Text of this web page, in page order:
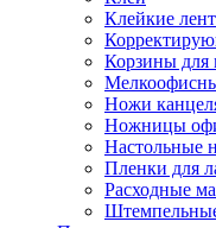
Клейкие
Корзины для
Ножи
Ножницы
Настольные
Пленки для
Расходные